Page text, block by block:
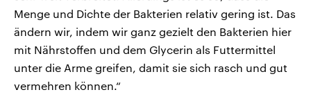
Menge und Dichte der Bakterien relativ gering ist. Das
ändern wir, indem wir ganz gezielt den Bakterien hier
mit Nährstoffen und dem Glycerin als Futtermittel
unter die Arme greifen, damit sie sich rasch und gut
vermehren können.“